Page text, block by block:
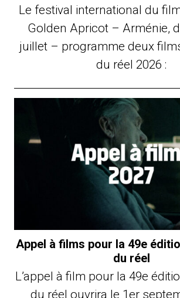
Le festival international du
Golden Apricot – Arménie,
juillet – programme deux
du réel 2026 :
Appel à films pour la 49e
du réel
L’appel à film pour la 49e
du réel ouvrira le 1er